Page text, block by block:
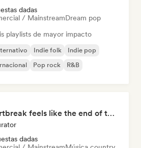
dadas
/ MainstreamDream pop
playlists de mayor impacto
Indie folk
Indie pop
Pop rock R&B
This heartbreak feels like the end of the world
dadas